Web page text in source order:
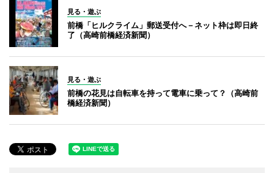
見る・遊ぶ
前橋「ヒルクライム」郵送受付へ－ネット枠は即日終
了（高崎前橋経済新聞）
見る・遊ぶ
前橋の花見は自転車を持って電車に乗って？（高崎前
橋経済新聞）